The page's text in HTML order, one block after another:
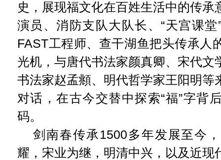
史，展现福文化在百姓生活中的传承
演员、消防支队大队长、“天宫课
FAST工程师、查干湖鱼把头传承人
光机，与唐代书法家颜真卿、宋代文
书法家赵孟頫、明代哲学家王阳明等
对话，在古今交替中探索“福”字背
码。
剑南春传承1500多年发展至今
耀，宋业为继，明清中兴，以及近现